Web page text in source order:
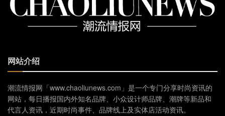
网站介绍
潮流情报网「www.chaoliunews.com」是一个专门分享时尚资讯的
网站，每日播报国内外知名品牌、小众设计师品牌、潮牌等新品和
代言人资讯，近期时尚事件、品牌线上及实体店活动资讯。